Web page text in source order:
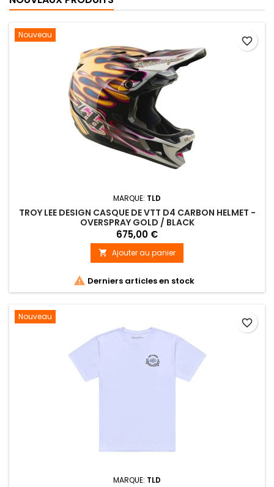
Nouveau
MARQUE: TLD
TROY LEE DESIGN CASQUE DE VTT D4 CARBON HELMET -
OVERSPRAY GOLD / BLACK
675,00 €
 Ajouter au panier
 Derniers articles en stock
favorite_border
Nouveau
MARQUE: TLD
favorite_border